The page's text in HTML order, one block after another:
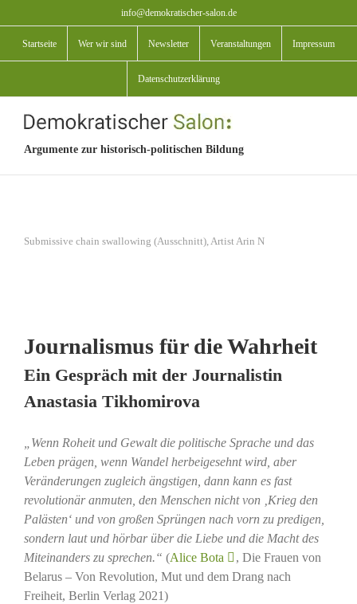
Inhalt
springen
info@demokratischer-salon.de
Startseite Wer wir sind Newsletter Veranstaltungen Impressum
Datenschutzerklärung
Argumente zur historisch-politischen Bildung
View
Submissive chain swallowing (Ausschnitt), Artist Arin N
Journalismus für die Wahrheit
Ein Gespräch mit der Journalistin
Anastasia Tikhomirova
„Wenn Roheit und Gewalt die politische Sprache und das
Leben prägen, wenn Wandel herbeigesehnt wird, aber
Veränderungen zugleich ängstigen, dann kann es fast
revolutionär anmuten, den Menschen nicht von ‚Krieg den
Palästen‘ und von großen Sprüngen nach vorn zu predigen,
sondern laut und hörbar über die Liebe und die Macht des
Miteinanders zu sprechen.“ (Alice Bota
, Die Frauen von
Belarus – Von Revolution, Mut und dem Drang nach
Freiheit, Berlin Verlag 2021)